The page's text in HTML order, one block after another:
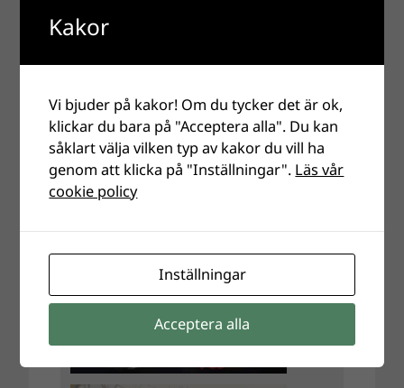
Kakor
Vi bjuder på kakor! Om du tycker det är ok,
klickar du bara på "Acceptera alla". Du kan
såklart välja vilken typ av kakor du vill ha
genom att klicka på "Inställningar". Läs vår
cookie policy
Inställningar
Acceptera alla